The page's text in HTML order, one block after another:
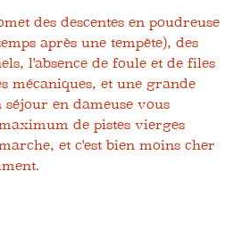
des descentes en poudreuse
après une tempête), des
l'absence de foule et de files
mécaniques, et une grande
en dameuse vous
de pistes vierges
et c'est bien moins cher